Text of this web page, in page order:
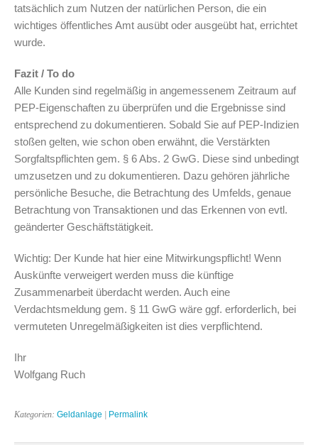
tatsächlich zum Nutzen der natürlichen Person, die ein
wichtiges öffentliches Amt ausübt oder ausgeübt hat, errichtet
wurde.
Fazit / To do
Alle Kunden sind regelmäßig in angemessenem Zeitraum auf
PEP-Eigenschaften zu überprüfen und die Ergebnisse sind
entsprechend zu dokumentieren. Sobald Sie auf PEP-Indizien
stoßen gelten, wie schon oben erwähnt, die Verstärkten
Sorgfaltspflichten gem. § 6 Abs. 2 GwG. Diese sind unbedingt
umzusetzen und zu dokumentieren. Dazu gehören jährliche
persönliche Besuche, die Betrachtung des Umfelds, genaue
Betrachtung von Transaktionen und das Erkennen von evtl.
geänderter Geschäftstätigkeit.
Wichtig: Der Kunde hat hier eine Mitwirkungspflicht! Wenn
Auskünfte verweigert werden muss die künftige
Zusammenarbeit überdacht werden. Auch eine
Verdachtsmeldung gem. § 11 GwG wäre ggf. erforderlich, bei
vermuteten Unregelmäßigkeiten ist dies verpflichtend.
Ihr
Wolfgang Ruch
Kategorien: Geldanlage | Permalink